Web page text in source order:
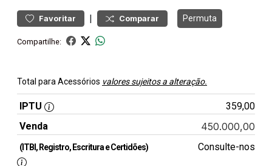
Favoritar | Comparar Permuta
Compartilhe:
Total para Acessórios valores sujeitos a alteração.
IPTU
359,00
Venda
450.000,00
(ITBI, Registro, Escritura e Certidões) Consulte-nos